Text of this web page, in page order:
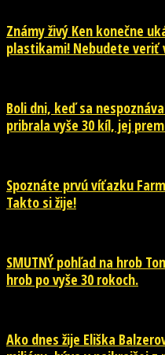
Známy živý Ken konečne
plastikami! Nebudete veriť
Boli dni, keď sa
pribrala vyše 30 kíl, jej
Spoznáte prvú víťazku
Takto si žije!
SMUTNÝ pohľad na hrob
hrob po vyše 30 rokoch.
Ako dnes žije Eliška